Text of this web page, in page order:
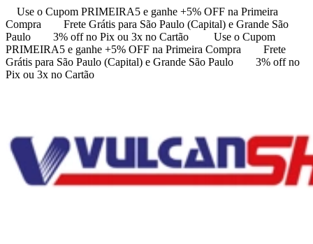
Use o Cupom PRIMEIRA5 e ganhe +5% OFF na Primeira
Compra
Frete Grátis para São Paulo (Capital) e Grande São
Paulo
3% off no Pix ou 3x no Cartão
Use o Cupom
PRIMEIRA5 e ganhe +5% OFF na Primeira Compra
Frete
Grátis para São Paulo (Capital) e Grande São Paulo
3% off no
Pix ou 3x no Cartão